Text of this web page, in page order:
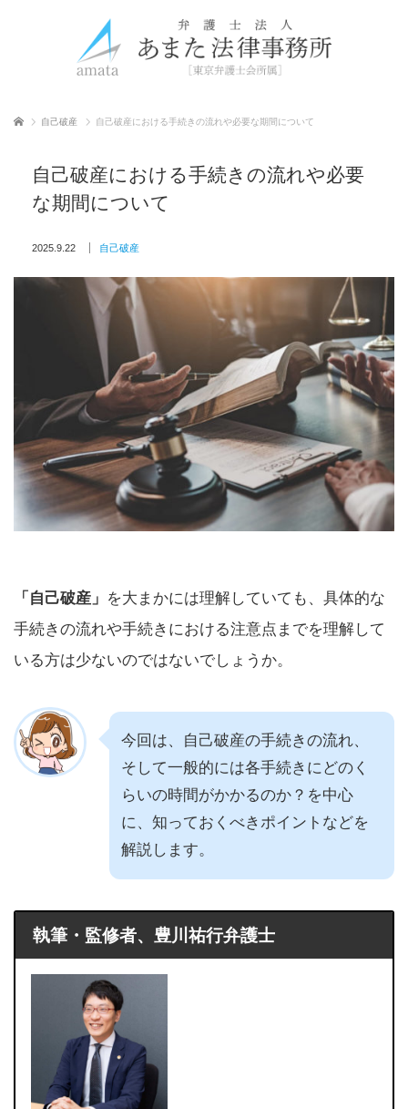
ホーム 自己破産 自己破産における手続きの流れや必要な期間について
自己破産における手続きの流れや必要
な期間について
2025.9.22 自己破産
「自己破産」 を大まかには理解していても、具体的な
手続きの流れや手続きにおける注意点までを理解して
いる方は少ないのではないでしょうか。
今回は、自己破産の手続きの流れ、
そして一般的には各手続きにどのく
らいの時間がかかるのか？を中心
に、知っておくべきポイントなどを
解説します。
執筆・監修者、豊川祐行弁護士